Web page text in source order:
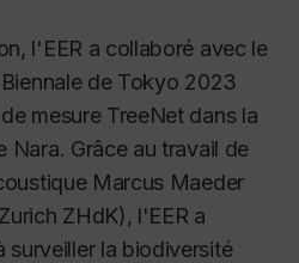
l'EER a collaboré avec le
de Tokyo 2023
mesure TreeNet dans la
Nara. Grâce au travail de
Marcus Maeder
ZHdK), l'EER a
surveiller la biodiversité